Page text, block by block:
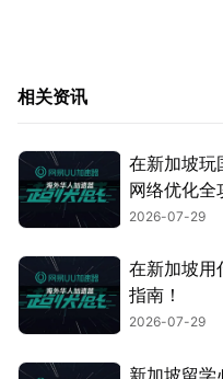
相关资讯
在新加坡玩
网络优化全
2026-07-29
在新加坡用
指南！
2026-07-29
新加坡留学